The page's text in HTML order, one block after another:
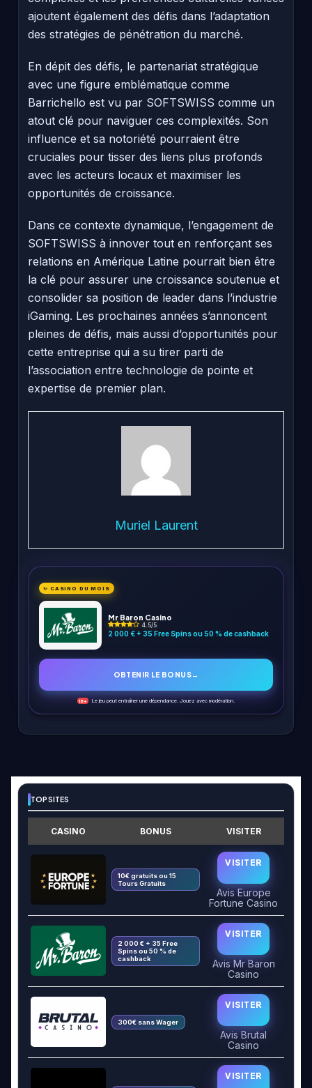
ajoutent également des défis dans l’adaptation
des stratégies de pénétration du marché.
En dépit des défis, le partenariat stratégique
avec une figure emblématique comme
Barrichello est vu par SOFTSWISS comme un
atout clé pour naviguer ces complexités. Son
influence et sa notoriété pourraient être
cruciales pour tisser des liens plus profonds
avec les acteurs locaux et maximiser les
opportunités de croissance.
Dans ce contexte dynamique, l’engagement de
SOFTSWISS à innover tout en renforçant ses
relations en Amérique Latine pourrait bien être
la clé pour assurer une croissance soutenue et
consolider sa position de leader dans l’industrie
iGaming. Les prochaines années s’annoncent
pleines de défis, mais aussi d’opportunités pour
cette entreprise qui a su tirer parti de
l’association entre technologie de pointe et
expertise de premier plan.
Muriel Laurent
✨ CASINO DU MOIS
Mr Baron Casino
4.5/5
2 000 € + 35 Free Spins ou 50 % de cashback
OBTENIR LE BONUS→
18+ Le jeu peut entraîner une dépendance. Jouez avec modération.
TOP SITES
CASINO BONUS VISITER
10€ gratuits ou 15
Tours Gratuits
VISITER
Avis Europe
Fortune Casino
2 000 € + 35 Free
Spins ou 50 % de
cashback
VISITER
Avis Mr Baron
Casino
300€ sans Wager
VISITER
Avis Brutal
Casino
VISITER